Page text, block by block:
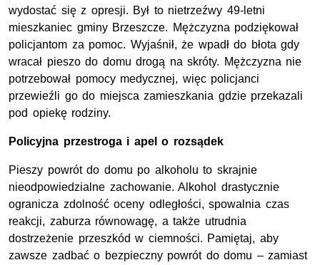
wydostać się z opresji. Był to nietrzeźwy 49-letni
mieszkaniec gminy Brzeszcze. Mężczyzna podziękował
policjantom za pomoc. Wyjaśnił, że wpadł do błota gdy
wracał pieszo do domu drogą na skróty. Mężczyzna nie
potrzebował pomocy medycznej, więc policjanci
przewieźli go do miejsca zamieszkania gdzie przekazali
pod opiekę rodziny.
Policyjna przestroga i apel o rozsądek
Pieszy powrót do domu po alkoholu to skrajnie
nieodpowiedzialne zachowanie. Alkohol drastycznie
ogranicza zdolność oceny odległości, spowalnia czas
reakcji, zaburza równowagę, a także utrudnia
dostrzeżenie przeszkód w ciemności. Pamiętaj, aby
zawsze zadbać o bezpieczny powrót do domu – zamiast